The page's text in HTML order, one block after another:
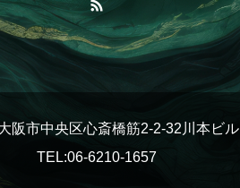
阪市中央区心斎橋筋2-2-32川本ビル
TEL:06-6210-1657